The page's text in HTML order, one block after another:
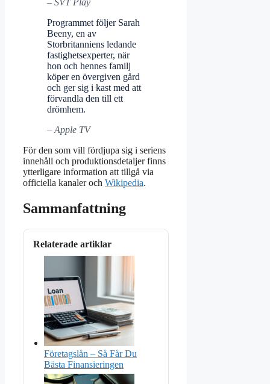
– SVT Play
Programmet följer Sarah
Beeny, en av
Storbritanniens ledande
fastighetsexperter, när
hon och hennes familj
köper en övergiven gård
och ger sig i kast med att
förvandla den till ett
drömhem.
– Apple TV
För den som vill fördjupa sig i seriens
innehåll och produktionsdetaljer finns
ytterligare information att tillgå via
officiella kanaler och Wikipedia.
Sammanfattning
Relaterade artiklar
Företagslån – Så Får Du
Bästa Finansieringen